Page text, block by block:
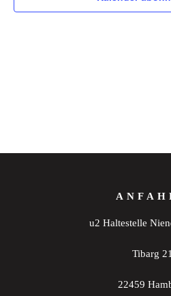
u2 Haltestelle
Tibarg
22459